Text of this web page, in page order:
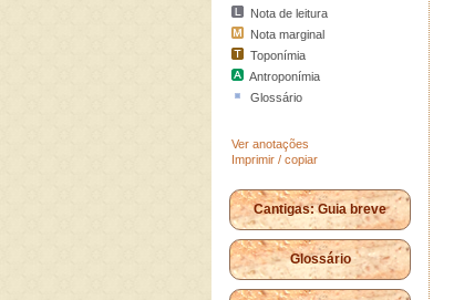
Nota de leitura
Nota marginal
Toponímia
Antroponímia
Glossário
Ver anotações
Imprimir / copiar
Cantigas: Guia breve
Glossário